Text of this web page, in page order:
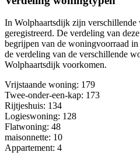
In Wolphaartsdijk zijn verschillende
geregistreerd. De verdeling van
begrijpen van de woningvoorraad
de verdeling van de verschillende
Wolphaartsdijk voorkomen.
Vrijstaande woning: 179
Twee-onder-een-kap: 173
Rijtjeshuis: 134
Logieswoning: 128
Flatwoning: 48
maisonnette: 10
Appartement: 4